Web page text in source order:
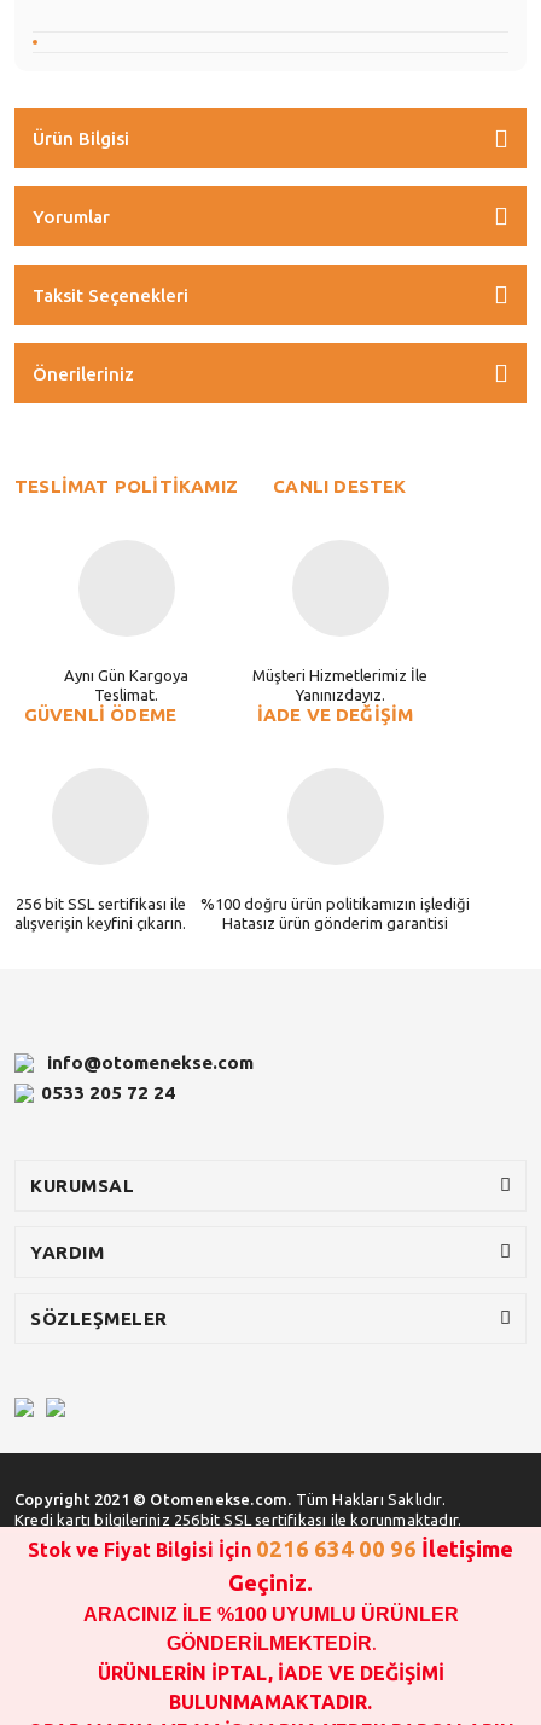
Ürün Bilgisi
Yorumlar
Taksit Seçenekleri
Önerileriniz
TESLİMAT POLİTİKAMIZ
Aynı Gün Kargoya
Teslimat.
CANLI DESTEK
Müşteri Hizmetlerimiz İle
Yanınızdayız.
GÜVENLİ ÖDEME
256 bit SSL sertifikası ile
alışverişin keyfini çıkarın.
İADE VE DEĞİŞİM
%100 doğru ürün politikamızın işlediği
Hatasız ürün gönderim garantisi
info@otomenekse.com
0533 205 72 24
KURUMSAL
YARDIM
SÖZLEŞMELER
Copyright 2021 © Otomenekse.com. Tüm Hakları Saklıdır.
Kredi kartı bilgileriniz 256bit SSL sertifikası ile korunmaktadır.
SATIN ALMA İŞLEMİ YAPMADAN ÖNCE
STOK VE FİYAT BİLGİSİ ALINIZ !!!
1000 TL VE ÜSTÜ SİPARİŞ VERİLEBİLİR!!!
OPAR MARKA VE MAİS MARKA YEDEK PARÇALARIN
GARANTİSİ YOKTUR!!!!!!!!!!!
Stok ve Fiyat Bilgisi İçin 0216 634 00 96 İletişime
Geçiniz.
ARACINIZ İLE %100 UYUMLU ÜRÜNLER
GÖNDERİLMEKTEDİR.
ÜRÜNLERİN İPTAL, İADE VE DEĞİŞİMİ
BULUNMAMAKTADIR.